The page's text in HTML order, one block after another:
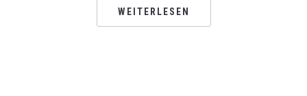
WEITERLESEN